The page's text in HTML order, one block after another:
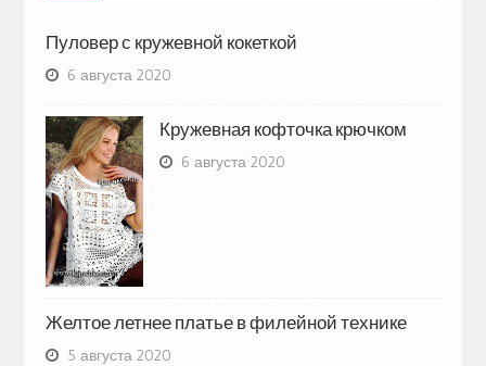
Пуловер с кружевной кокеткой
6 августа 2020
Кружевная кофточка крючком
6 августа 2020
Желтое летнее платье в филейной технике
5 августа 2020